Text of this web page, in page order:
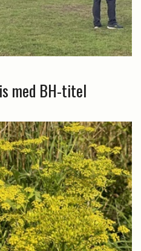
med BH-titel